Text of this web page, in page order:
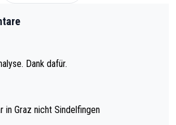
Dank dafür.
in Graz nicht Sindelfingen